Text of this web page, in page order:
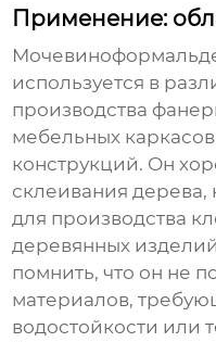
Применение:
используется в
производства
мебельных
конструкций. Он
склеивания дерева,
для производства
деревянных
помнить, что он не
материалов,
водостойкости или